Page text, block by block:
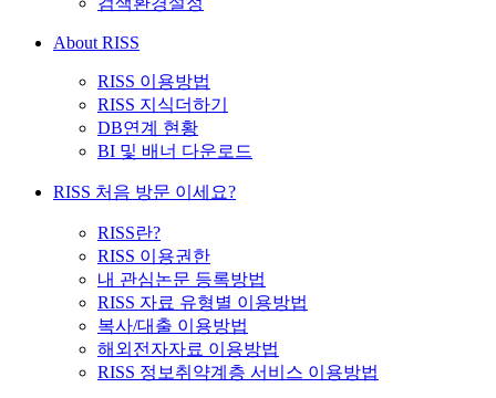
About RISS
RISS 이용방법
RISS 지식더하기
DB연계 현황
BI 및 배너 다운로드
RISS 처음 방문 이세요?
RISS란?
RISS 이용권한
내 관심논문 등록방법
RISS 자료 유형별 이용방법
복사/대출 이용방법
해외전자자료 이용방법
RISS 정보취약계층 서비스 이용방법